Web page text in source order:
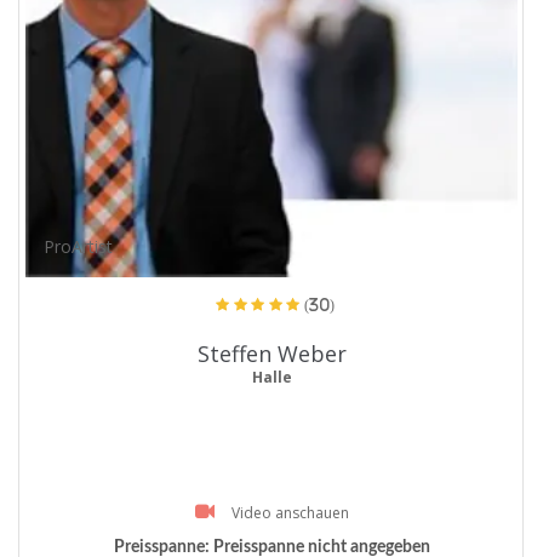
ProArtist
(30)
Steffen Weber
Halle
Video anschauen
Preisspanne: Preisspanne nicht angegeben